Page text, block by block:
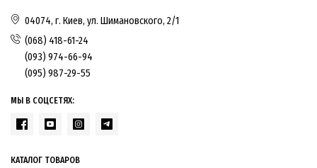
04074, г. Киев, ул. Шимановского, 2/1
(068) 418-61-24
(093) 974-66-94
(095) 987-29-55
МЫ В СОЦСЕТЯХ:
КАТАЛОГ ТОВАРОВ